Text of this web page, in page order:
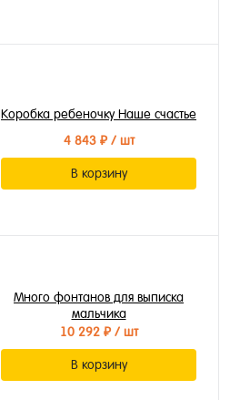
Коробка ребеночку Наше счастье
4 843 ₽/ шт
В корзину
Много фонтанов для выписка
мальчика
10 292 ₽/ шт
В корзину